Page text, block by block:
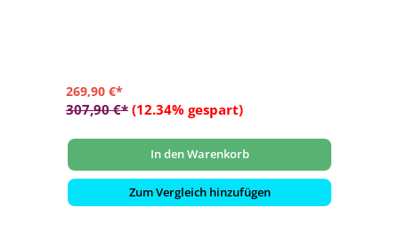
269,90 €*
307,90 €* (12.34% gespart)
In den Warenkorb
Zum Vergleich hinzufügen